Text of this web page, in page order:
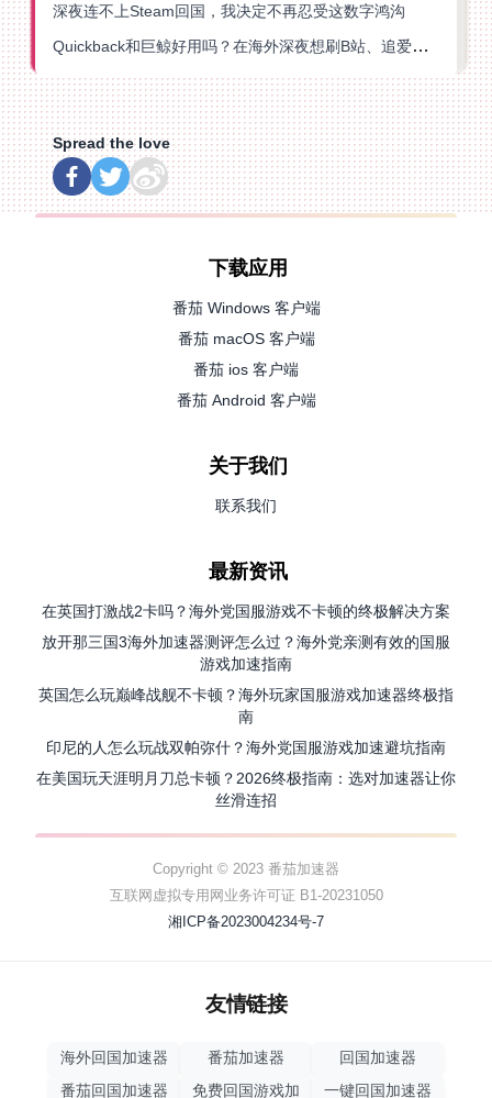
深夜连不上Steam回国，我决定不再忍受这数字鸿沟
Quickback和巨鲸好用吗？在海外深夜想刷B站、追爱奇艺的你，或许正需要这份答案
Spread the love
下载应用
番茄 Windows 客户端
番茄 macOS 客户端
番茄 ios 客户端
番茄 Android 客户端
关于我们
联系我们
最新资讯
在英国打激战2卡吗？海外党国服游戏不卡顿的终极解决方案
放开那三国3海外加速器测评怎么过？海外党亲测有效的国服
游戏加速指南
英国怎么玩巅峰战舰不卡顿？海外玩家国服游戏加速器终极指
南
印尼的人怎么玩战双帕弥什？海外党国服游戏加速避坑指南
在美国玩天涯明月刀总卡顿？2026终极指南：选对加速器让你
丝滑连招
Copyright © 2023 番茄加速器
互联网虚拟专用网业务许可证 B1-20231050
湘ICP备2023004234号-7
友情链接
海外回国加速器 番茄加速器
回国加速器
番茄回国加速器
免费回国游戏加 一键回国加速器